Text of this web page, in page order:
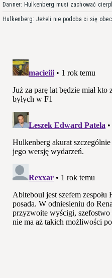
Danner: Hulkenberg musi zachować
Hulkenberg: Jeżeli nie podoba ci się